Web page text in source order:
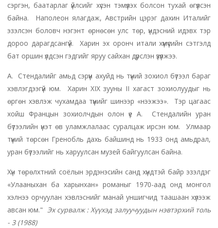
сэргэн, баатарлаг үйлсийг хүсэн тэмүүлэх болсон тухай өгүүлсэн
байна. Наполеон ялагдаж, Австрийн цэрэг дахин Италийг
эзэлсэн боловч нэгэнт өрнөсөн улс төр, үндэсний идэвх тэр
дороо дарагдсангүй. Харин эх оронч итали хүмүүсийн сэтгэлд
бат оршин үлдсэн гэдгийг яруу сайхан дүрслэн үзүүлжээ.
А. Стендалийг амьд сэрүүн ахуйд нь түүний зохиол бүтээл бараг
хэвлэгдээгүй юм. Харин XIX зууны II хагаст зохиолуудыг нь
өргөн хэвлэж чухамдаа түүнийг шинээр «нээжээ». Тэр цагаас
хойш Францын зохиолчдын олон үе А. Стендалийн уран
бүтээлийн үнэт өв уламжлалаас суралцаж ирсэн юм. Улмаар
түүний төрсөн Гренобль дахь байшинд нь 1933 онд амьдрал,
уран бүтээлийг нь харуулсан музей байгуулсан байна.
Хүн төрөлхтний соёлын эрдэнэсийн санд хүндтэй байр эзэлдэг
«Улааныхан ба харынхан» романыг 1970-аад онд монгол
хэлнээ орчуулан хэвлэснийг манай уншигчид таашаан хүлээж
авсан юм." Эх сурвалж : Хүүхэд залуучуудын нэвтэрхий толь
- 3 (1988)